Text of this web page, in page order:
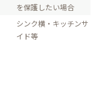
を保護したい場合
シンク横・キッチンサ
イド等